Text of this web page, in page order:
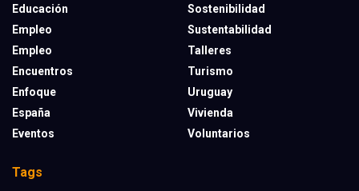
Educación
Empleo
Empleo
Encuentros
Enfoque
España
Eventos
Sostenibilidad
Sustentabilidad
Talleres
Turismo
Uruguay
Vivienda
Voluntarios
Tags